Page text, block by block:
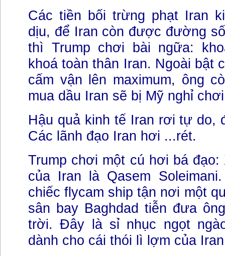
Các tiền bối trừng phạt Iran
dịu, để Iran còn được đường
thì Trump chơi bài ngữa:
khoá toàn thân Iran. Ngoài bật
cấm vận lên maximum, ông
mua dầu Iran sẽ bị Mỹ nghỉ
Hậu quả kinh tế Iran rơi tự do,
Các lãnh đạo Iran hơi ...rét.
Trump chơi một cú hơi bá
của Iran là Qasem
chiếc flycam ship tận nơi một
sân bay Baghdad tiễn đưa
trời. Đây là sỉ nhục ngọt
dành cho cái thói lì lợm của